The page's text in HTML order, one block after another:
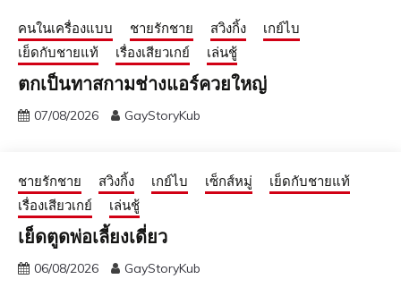
คนในเครื่องแบบ ชายรักชาย สวิงกิ้ง
เกย์ไบ
เย็ดกับชายแท้
เรื่องเสียวเกย์ เล่นชู้
ตกเป็นทาสกามช่างแอร์ควยใหญ่
07/08/2026 GayStoryKub
ชายรักชาย สวิงกิ้ง เกย์ไบ เซ็กส์หมู่
เย็ดกับชายแท้
เรื่องเสียวเกย์
เล่นชู้
เย็ดตูดพ่อเลี้ยงเดี่ยว
06/08/2026 GayStoryKub